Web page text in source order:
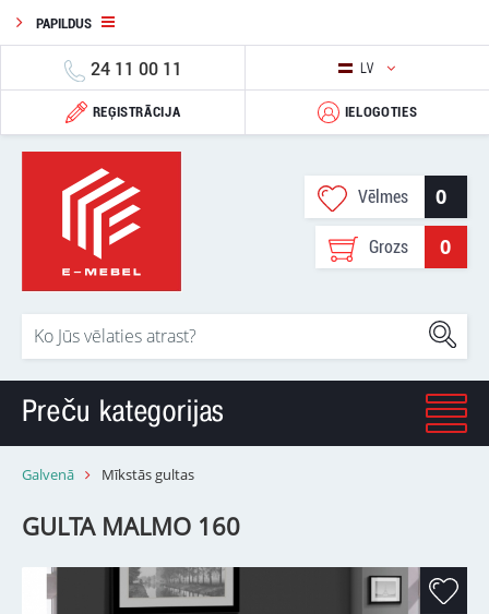
PAPILDUS
24 11 00 11 LV
REĢISTRĀCIJA IELOGOTIES
Vēlmes 0
Grozs 0
Preču kategorijas
Galvenā Mīkstās gultas
GULTA MALMO 160